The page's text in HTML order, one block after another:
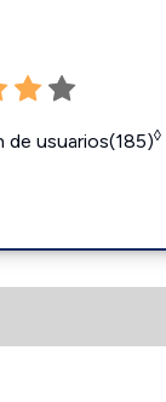
de usuarios(185)◊